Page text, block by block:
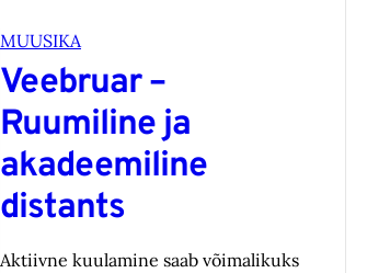
MUUSIKA
Veebruar –
Ruumiline ja
akadeemiline
distants
Aktiivne kuulamine saab võimalikuks